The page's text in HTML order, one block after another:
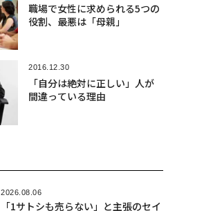
職場で女性に求められる5つの
役割、最悪は「母親」
2016.12.30
「自分は絶対に正しい」人が
間違っている理由
2026.08.06
「1サトシも売らない」と主張のセイ